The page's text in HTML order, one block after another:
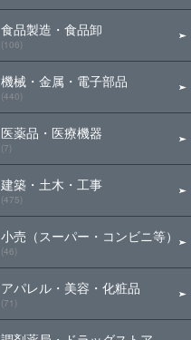
食品製造・食品卸
(106)
機械・金属・電子部品
(440)
医薬品・医療機器
(7)
建築・土木・工事
(475)
小売（スーパー・コンビニ等）
(46)
アパレル・美容・化粧品
(71)